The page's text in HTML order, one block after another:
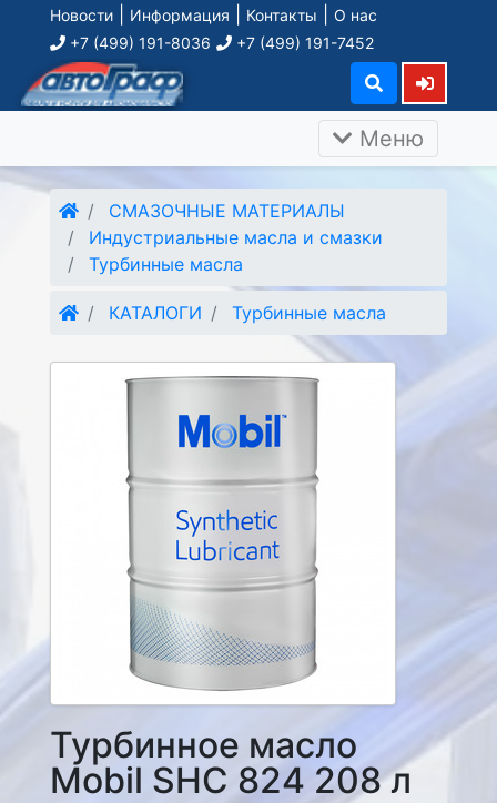
Новости Информация Контакты
О нас
+7 (499) 191-8036
+7 (499) 191-7452
Меню
СМАЗОЧНЫЕ МАТЕРИАЛЫ
Индустриальные масла и смазки
Турбинные масла
КАТАЛОГИ Турбинные масла
Турбинное масло
Mobil SHC 824 208 л